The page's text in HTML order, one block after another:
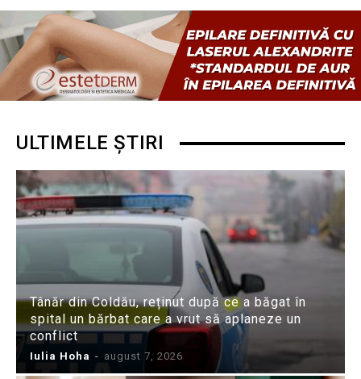
ULTIMELE ȘTIRI
Tânăr din Coldău, reținut după ce a băgat în
spital un bărbat care a vrut să aplaneze un
conflict
Iulia Hoha - august 7, 2026